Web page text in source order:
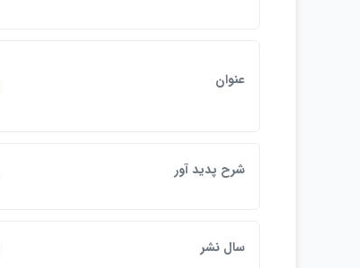
عنوان
شرح پديد آور
سال نشر